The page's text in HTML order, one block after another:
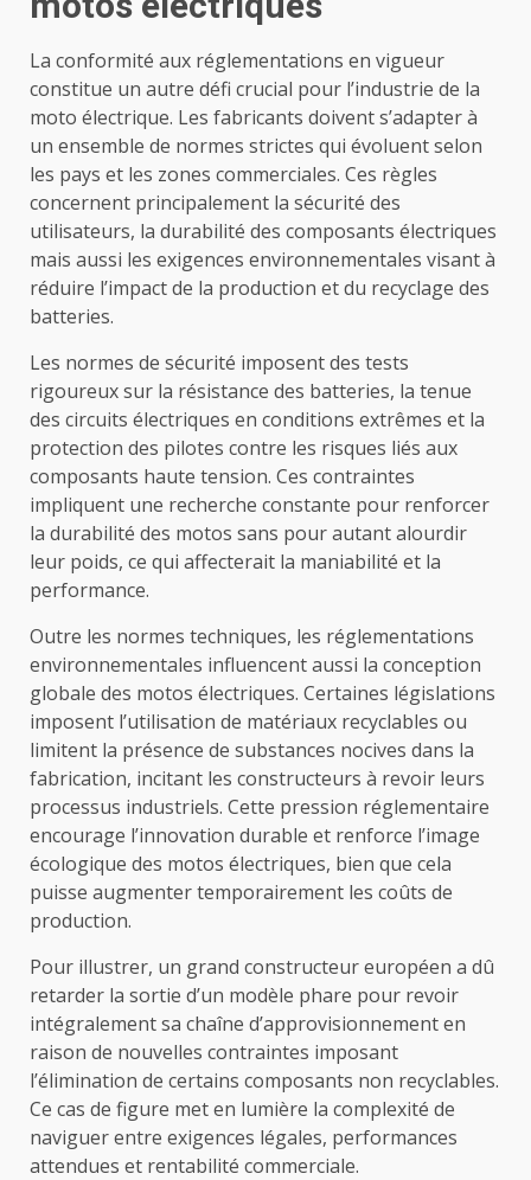
La conformité aux réglementations en vigueur
constitue un autre défi crucial pour l’industrie de la
moto électrique. Les fabricants doivent s’adapter à
un ensemble de normes strictes qui évoluent selon
les pays et les zones commerciales. Ces règles
concernent principalement la sécurité des
utilisateurs, la durabilité des composants électriques
mais aussi les exigences environnementales visant à
réduire l’impact de la production et du recyclage des
batteries.
Les normes de sécurité imposent des tests
rigoureux sur la résistance des batteries, la tenue
des circuits électriques en conditions extrêmes et la
protection des pilotes contre les risques liés aux
composants haute tension. Ces contraintes
impliquent une recherche constante pour renforcer
la durabilité des motos sans pour autant alourdir
leur poids, ce qui affecterait la maniabilité et la
performance.
Outre les normes techniques, les réglementations
environnementales influencent aussi la conception
globale des motos électriques. Certaines législations
imposent l’utilisation de matériaux recyclables ou
limitent la présence de substances nocives dans la
fabrication, incitant les constructeurs à revoir leurs
processus industriels. Cette pression réglementaire
encourage l’innovation durable et renforce l’image
écologique des motos électriques, bien que cela
puisse augmenter temporairement les coûts de
production.
Pour illustrer, un grand constructeur européen a dû
retarder la sortie d’un modèle phare pour revoir
intégralement sa chaîne d’approvisionnement en
raison de nouvelles contraintes imposant
l’élimination de certains composants non recyclables.
Ce cas de figure met en lumière la complexité de
naviguer entre exigences légales, performances
attendues et rentabilité commerciale.